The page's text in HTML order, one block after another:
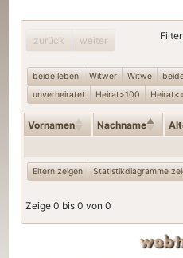
zurück weiter Filter
beide leben Witwer Witwe
unverheiratet
Heirat>100
Vornamen Nachname
Eltern zeigen Statistikdiagramme
Zeige 0 bis 0 von 0